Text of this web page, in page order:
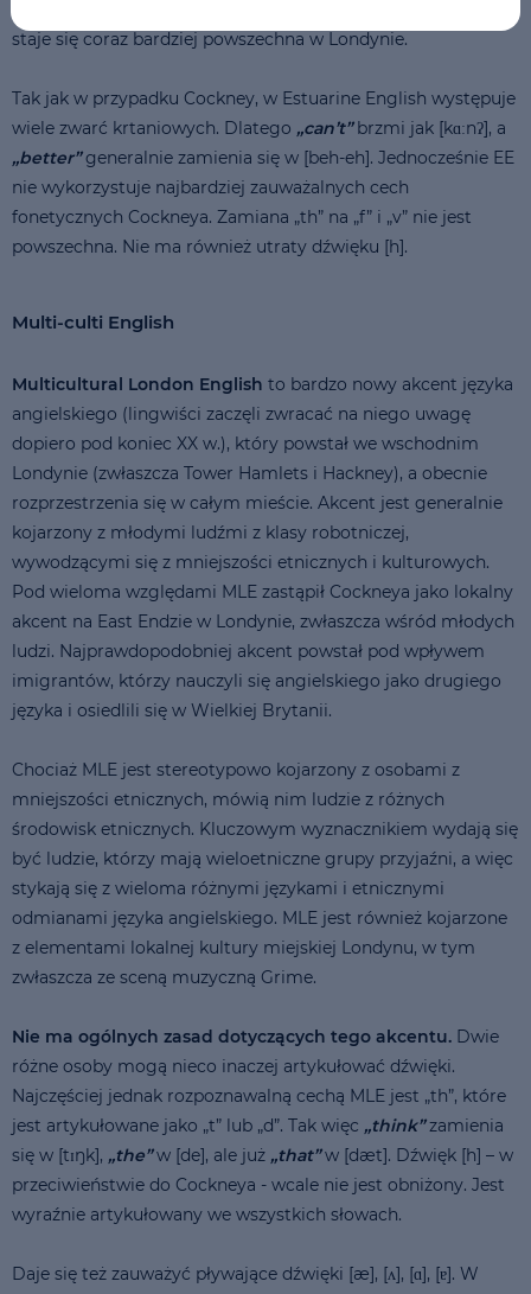
staje się coraz bardziej powszechna w Londynie.
Tak jak w przypadku Cockney, w Estuarine English występuje
wiele zwarć krtaniowych. Dlatego „can’t”brzmi jak [kɑːnʔ], a
„better”generalnie zamienia się w [beh-eh]. Jednocześnie EE
nie wykorzystuje najbardziej zauważalnych cech
fonetycznych Cockneya. Zamiana „th” na „f” i „v” nie jest
powszechna. Nie ma również utraty dźwięku [h].
Multi-culti English
Multicultural London English to bardzo nowy akcent języka
angielskiego (lingwiści zaczęli zwracać na niego uwagę
dopiero pod koniec XX w.), który powstał we wschodnim
Londynie (zwłaszcza Tower Hamlets i Hackney), a obecnie
rozprzestrzenia się w całym mieście. Akcent jest generalnie
kojarzony z młodymi ludźmi z klasy robotniczej,
wywodzącymi się z mniejszości etnicznych i kulturowych.
Pod wieloma względami MLE zastąpił Cockneya jako lokalny
akcent na East Endzie w Londynie, zwłaszcza wśród młodych
ludzi. Najprawdopodobniej akcent powstał pod wpływem
imigrantów, którzy nauczyli się angielskiego jako drugiego
języka i osiedlili się w Wielkiej Brytanii.
Chociaż MLE jest stereotypowo kojarzony z osobami z
mniejszości etnicznych, mówią nim ludzie z różnych
środowisk etnicznych. Kluczowym wyznacznikiem wydają się
być ludzie, którzy mają wieloetniczne grupy przyjaźni, a więc
stykają się z wieloma różnymi językami i etnicznymi
odmianami języka angielskiego. MLE jest również kojarzone
z elementami lokalnej kultury miejskiej Londynu, w tym
zwłaszcza ze sceną muzyczną Grime.
Nie ma ogólnych zasad dotyczących tego akcentu. Dwie
różne osoby mogą nieco inaczej artykułować dźwięki.
Najczęściej jednak rozpoznawalną cechą MLE jest „th”, które
jest artykułowane jako „t” lub „d”. Tak więc „think”zamienia
się w [tɪŋk], „the”w [de], ale już „that”w [dæt]. Dźwięk [h] – w
przeciwieństwie do Cockneya - wcale nie jest obniżony. Jest
wyraźnie artykułowany we wszystkich słowach.
Daje się też zauważyć pływające dźwięki [æ], [ʌ], [ɑ], [ɐ]. W